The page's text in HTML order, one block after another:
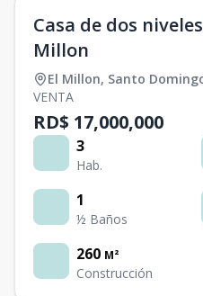
Casa de dos
Millon
El Millon, Santo
VENTA
RD$ 17,000,000
3
Hab.
1
½ Baños
260 M²
Construcción